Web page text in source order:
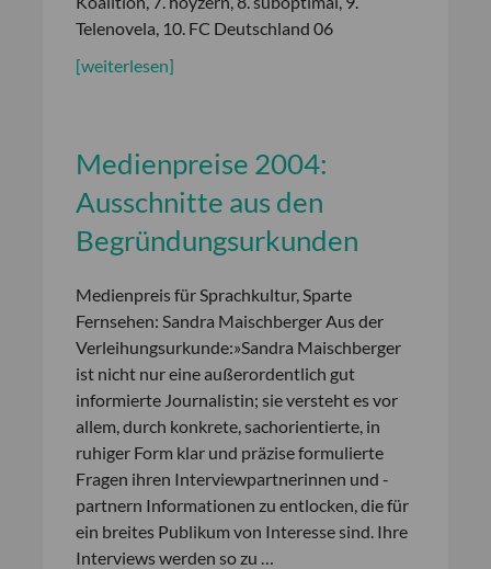
Telenovela, 10. FC Deutschland 06
[weiterlesen]
Medienpreise 2004:
Ausschnitte aus den
Begründungsurkunden
Medienpreis für Sprachkultur, Sparte
Fernsehen: Sandra Maischberger Aus der
Verleihungsurkunde:»Sandra Maischberger
ist nicht nur eine außerordentlich gut
informierte Journalistin; sie versteht es vor
allem, durch konkrete, sachorientierte, in
ruhiger Form klar und präzise formulierte
Fragen ihren Interviewpartnerinnen und -
partnern Informationen zu entlocken, die für
ein breites Publikum von Interesse sind. Ihre
Interviews werden so zu …